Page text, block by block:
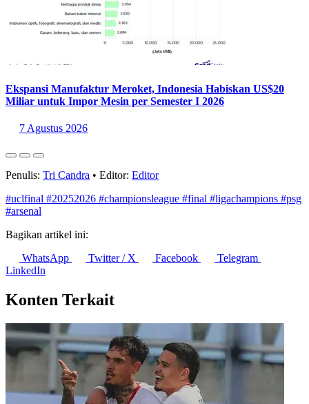
Hasilnya tiga kali menang dan sekali kalah. Dengan demikian maka
persentase kemenangan di final Arteta mencapai 75 persen.
Statistik Terbaru
Konsumsi Rumah Tangga Sumbang 53% PDB Indonesia pada
Triwulan II 2026
7 Agustus 2026